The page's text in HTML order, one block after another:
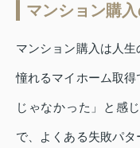
マンション購
マンション購入は人
憧れるマイホーム取
じゃなかった」と感
で、よくある失敗パ